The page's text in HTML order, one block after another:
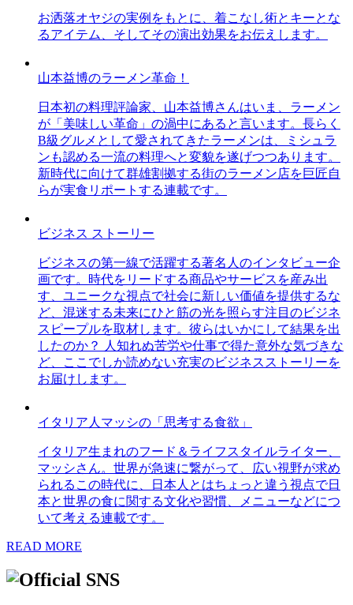
お洒落オヤジの実例をもとに、着こなし術とキーとな
るアイテム、そしてその演出効果をお伝えします。
山本益博のラーメン革命！
日本初の料理評論家、山本益博さんはいま、ラーメン
が「美味しい革命」の渦中にあると言います。長らく
B級グルメとして愛されてきたラーメンは、ミシュラ
ンも認める一流の料理へと変貌を遂げつつあります。
新時代に向けて群雄割拠する街のラーメン店を巨匠自
らが実食リポートする連載です。
ビジネス ストーリー
ビジネスの第一線で活躍する著名人のインタビュー企
画です。時代をリードする商品やサービスを産み出
す、ユニークな視点で社会に新しい価値を提供するな
ど、混迷する未来にひと筋の光を照らす注目のビジネ
スピープルを取材します。彼らはいかにして結果を出
したのか？ 人知れぬ苦労や仕事で得た意外な気づきな
ど、ここでしか読めない充実のビジネスストーリーを
お届けします。
イタリア人マッシの「思考する食欲」
イタリア生まれのフード＆ライフスタイルライター、
マッシさん。世界が急速に繋がって、広い視野が求め
られるこの時代に、日本人とはちょっと違う視点で日
本と世界の食に関する文化や習慣、メニューなどにつ
いて考える連載です。
READ MORE